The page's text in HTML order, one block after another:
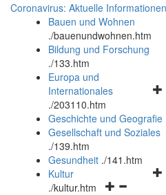
Coronavirus: Aktuelle Informationen
Bauen und Wohnen
./bauenundwohnen.htm
Bildung und Forschung
./133.htm
und
Europa und
Internationales
./203110.htm
Geschichte und Geografie
Gesellschaft und Soziales
./139.htm
Gesundheit ./141.htm
Kultur
./kultur.htm